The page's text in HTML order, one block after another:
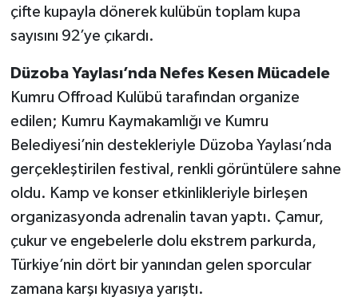
çifte kupayla dönerek kulübün toplam kupa
sayısını 92’ye çıkardı.
Düzoba Yaylası’nda Nefes Kesen Mücadele
Kumru Offroad Kulübü tarafından organize
edilen; Kumru Kaymakamlığı ve Kumru
Belediyesi’nin destekleriyle Düzoba Yaylası’nda
gerçekleştirilen festival, renkli görüntülere sahne
oldu. Kamp ve konser etkinlikleriyle birleşen
organizasyonda adrenalin tavan yaptı. Çamur,
çukur ve engebelerle dolu ekstrem parkurda,
Türkiye’nin dört bir yanından gelen sporcular
zamana karşı kıyasıya yarıştı.